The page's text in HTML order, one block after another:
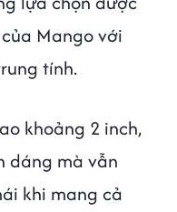
Mango với
tính.
khoảng 2 inch,
dáng mà vẫn
khi mang cả